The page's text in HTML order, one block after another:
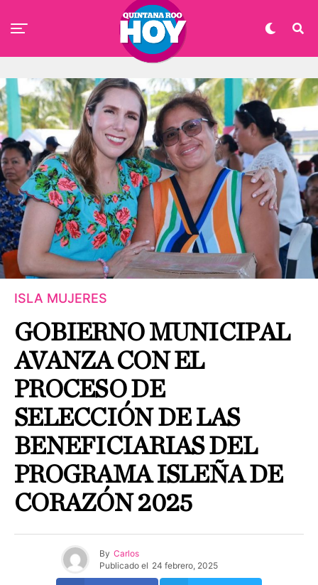
ISLA MUJERES
GOBIERNO MUNICIPAL
AVANZA CON EL
PROCESO DE
SELECCIÓN DE LAS
BENEFICIARIAS DEL
PROGRAMA ISLEÑA DE
CORAZÓN 2025
By Carlos
Publicado el 24 febrero, 2025